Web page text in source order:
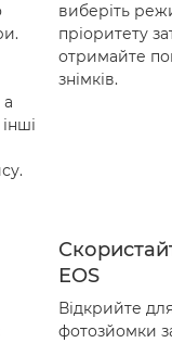
виберіть
пріоритету
отримайте
знімків.
EOS
Відкрийте
фотозйомки